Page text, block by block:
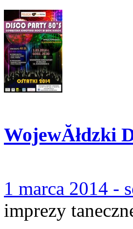
WojewĂłdzki
1 marca 2014 -
imprezy